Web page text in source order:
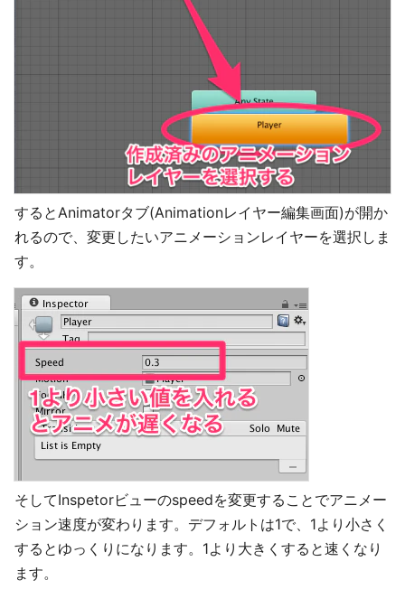
するとAnimatorタブ(Animationレイヤー編集画面)が開か
れるので、変更したいアニメーションレイヤーを選択しま
す。
そしてInspetorビューのspeedを変更することでアニメー
ション速度が変わります。デフォルトは1で、1より小さく
するとゆっくりになります。1より大きくすると速くなり
ます。